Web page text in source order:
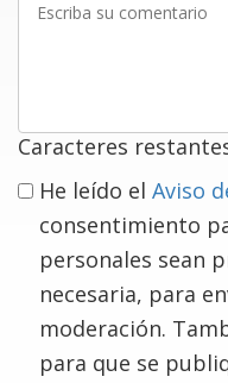
Caracteres
He leído el Aviso
consentimiento
personales sean
necesaria, para
moderación.
para que se